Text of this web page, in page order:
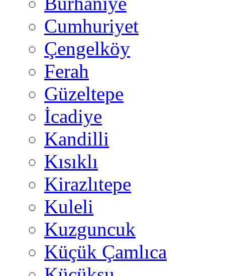
Cumhuriyet
Çengelköy
Ferah
Güzeltepe
İcadiye
Kandilli
Kısıklı
Kirazlıtepe
Kuleli
Kuzguncuk
Küçük Çamlıca